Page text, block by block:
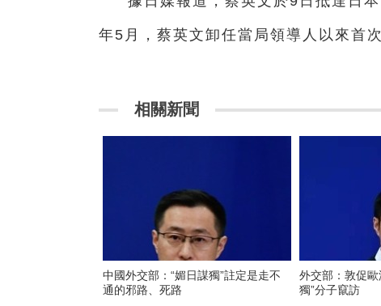
年5月，蔡英文卸任當局領導人以來首
相關新聞
中國外交部：“媚日謀獨”註定是走不
通的邪路、死路
外交部：敦促
獨”分子竄訪